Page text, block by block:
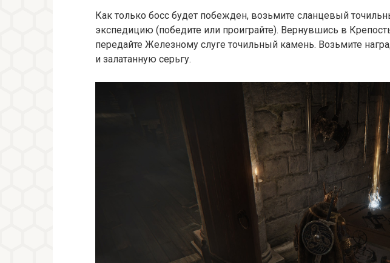
Как только босс будет побежден, возьмите сланцевый
экспедицию (победите или проиграйте). Вернувшись в
передайте Железному слуге точильный камень. Возьмите
и залатанную серьгу.